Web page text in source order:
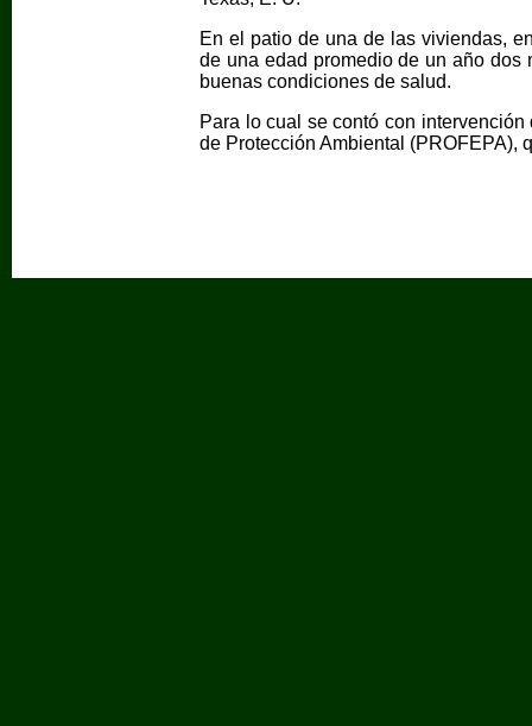
En el patio de una de las viviendas,
de una edad promedio de un año dos
buenas condiciones de salud.
Para lo cual se contó con
de Protección Ambiental (PROFEPA),